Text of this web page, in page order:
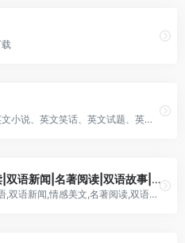
英文阅读网：英文新闻、英文小说、英文笑话、英文试题、英文散文、英文美文、英文诗歌、英文演讲、英文娱乐、英文故事、英文科普、英文行业、英文技巧等大量英文阅读资料，免费在线阅读。
中英双语阅读|中英阅读|双语新闻|名著阅读|双语故事|轻松阅读_可可英语
轻松阅读,双语阅读,时尚双语,双语新闻,情感美文,名著阅读,双语故事,双语小说